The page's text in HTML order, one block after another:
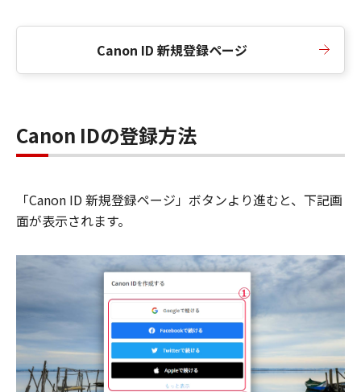
Canon ID 新規登録ページ
Canon IDの登録方法
「Canon ID 新規登録ページ」ボタンより進むと、下記画
面が表示されます。